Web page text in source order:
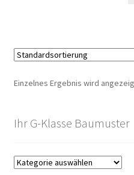
Einzelnes Ergebnis wird
Ihr G-Klasse Baumuster